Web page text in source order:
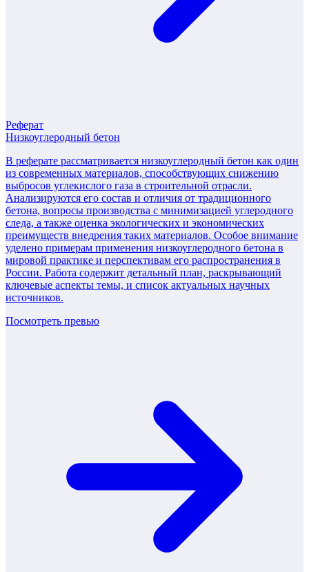
Реферат
Низкоуглеродный бетон
В реферате рассматривается низкоуглеродный бетон как один
из современных материалов, способствующих снижению
выбросов углекислого газа в строительной отрасли.
Анализируются его состав и отличия от традиционного
бетона, вопросы производства с минимизацией углеродного
следа, а также оценка экологических и экономических
преимуществ внедрения таких материалов. Особое внимание
уделено примерам применения низкоуглеродного бетона в
мировой практике и перспективам его распространения в
России. Работа содержит детальный план, раскрывающий
ключевые аспекты темы, и список актуальных научных
источников.
Посмотреть превью